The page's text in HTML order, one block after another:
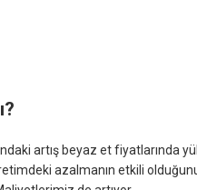
artış beyaz et fiyatlarında
azalmanın etkili